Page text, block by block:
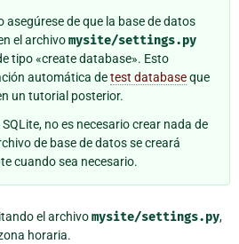
asegúrese de que la base de datos
el archivomysite/settings.py
tipo «create database». Esto
automática detest databaseque
un tutorial posterior.
no es necesario crear nada de
de base de datos se creará
cuando sea necesario.
el archivomysite/settings.py,
horaria.